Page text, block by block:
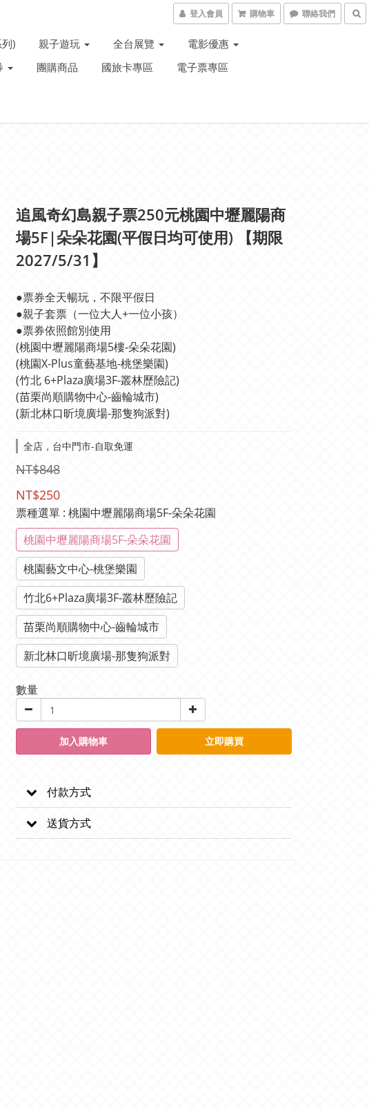
登入會員 購物車 聯絡我們
) 親子遊玩 全台展覽
電影優惠
團購商品 國旅卡專區
電子票專區
追風奇幻島親子票250元桃園中壢麗陽商
場5F|朵朵花園(平假日均可使用) 【期限
2027/5/31】
●票券全天暢玩，不限平假日
●親子套票（一位大人+一位小孩）
●票券依照館別使用
(桃園中壢麗陽商場5樓-朵朵花園)
(桃園X-Plus童藝基地-桃堡樂園)
(竹北 6+Plaza廣場3F-叢林歷險記)
(苗栗尚順購物中心-齒輪城市)
(新北林口昕境廣場-那隻狗派對)
全店，台中門市-自取免運
NT$848
NT$250
票種選單 : 桃園中壢麗陽商場5F-朵朵花園
桃園中壢麗陽商場5F-朵朵花園
桃園藝文中心-桃堡樂園
竹北6+Plaza廣場3F-叢林歷險記
苗栗尚順購物中心-齒輪城市
新北林口昕境廣場-那隻狗派對
數量
加入購物車 立即購買
付款方式
送貨方式